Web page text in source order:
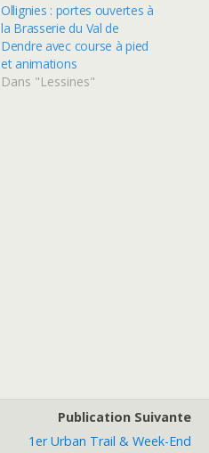
Ollignies : portes ouvertes à
la Brasserie du Val de
Dendre avec course à pied
et animations
Dans "Lessines"
Publication Suivante
1er Urban Trail & Week-End